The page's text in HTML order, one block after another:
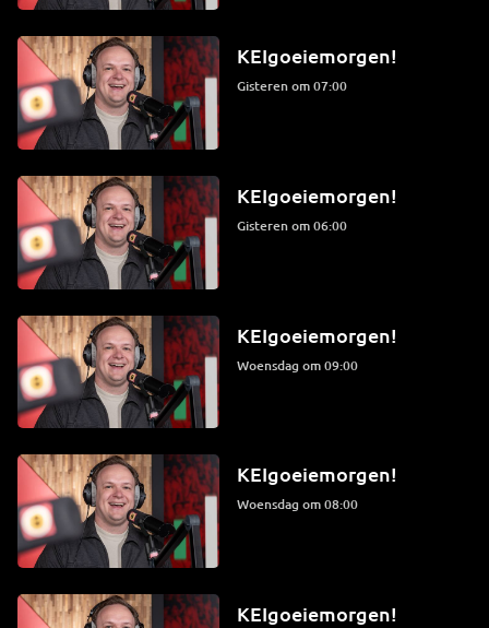
KEIgoeiemorgen!
Gisteren om 07:00
KEIgoeiemorgen!
Gisteren om 06:00
KEIgoeiemorgen!
woensdag om 09:00
KEIgoeiemorgen!
woensdag om 08:00
KEIgoeiemorgen!